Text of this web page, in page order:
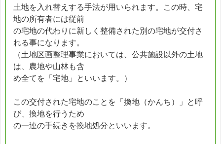
土地を入れ替えする手法が用いられます。この時、宅
地の所有者には従前
の宅地の代わりに新しく整備された別の宅地が交付さ
れる事になります。
（土地区画整理事業においては、公共施設以外の土地
は、農地や山林も含
め全てを「宅地」といいます。）
この交付された宅地のことを「換地（かんち）」と呼
び、換地を行うため
の一連の手続きを換地処分といいます。